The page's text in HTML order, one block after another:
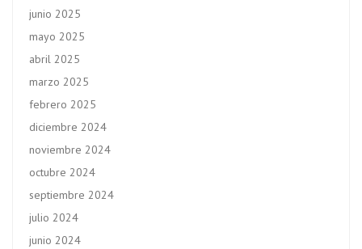
junio 2025
mayo 2025
abril 2025
marzo 2025
febrero 2025
diciembre 2024
noviembre 2024
octubre 2024
septiembre 2024
julio 2024
junio 2024